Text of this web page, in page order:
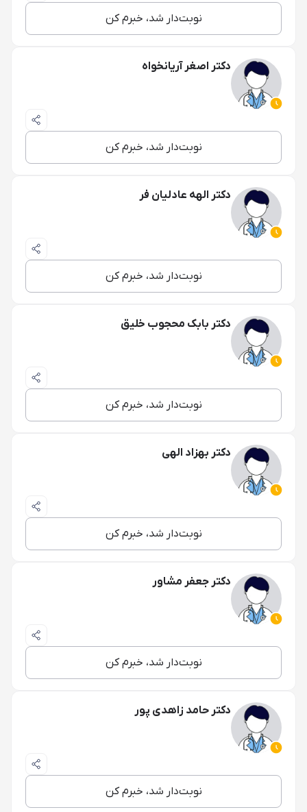
نوبت‌دار شد، خبرم کن
دکتر اصغر آریانخواه
نوبت‌دار شد، خبرم کن
دکتر الهه عادلیان فر
نوبت‌دار شد، خبرم کن
دکتر بابک محجوب خلیق
نوبت‌دار شد، خبرم کن
دکتر بهزاد الهی
نوبت‌دار شد، خبرم کن
دکتر جعفر مشاور
نوبت‌دار شد، خبرم کن
دکتر حامد زاهدی پور
نوبت‌دار شد، خبرم کن